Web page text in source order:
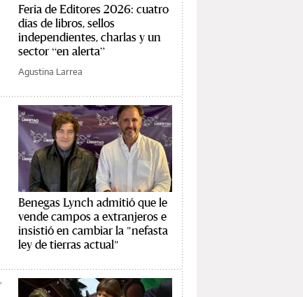
Feria de Editores 2026: cuatro
días de libros, sellos
independientes, charlas y un
sector “en alerta”
Agustina Larrea
Benegas Lynch admitió que le
vende campos a extranjeros e
insistió en cambiar la "nefasta
ley de tierras actual"